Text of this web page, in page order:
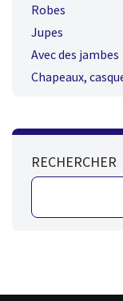
Robes
Jupes
Avec des jambes
Chapeaux,
RECHERCHER